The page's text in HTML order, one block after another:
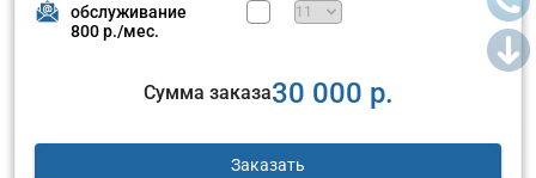
обслуживание
800 р./мес.
Сумма заказа30 000 р.
Заказать